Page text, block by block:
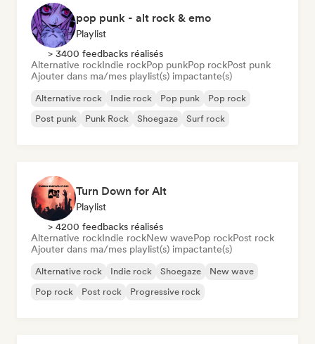
pop punk - alt rock & emo
Playlist
> 3400 feedbacks réalisés
Alternative rockIndie rockPop punkPop rockPost punk
Ajouter dans ma/mes playlist(s) impactante(s)
Alternative rock Indie rock Pop punk
Pop rock
Post punk
Punk Rock Shoegaze Surf rock
Turn Down for Alt
Playlist
> 4200 feedbacks réalisés
Alternative rockIndie rockNew wavePop rockPost rock
Ajouter dans ma/mes playlist(s) impactante(s)
Alternative rock Indie rock Shoegaze
New wave
Pop rock
Post rock Progressive rock